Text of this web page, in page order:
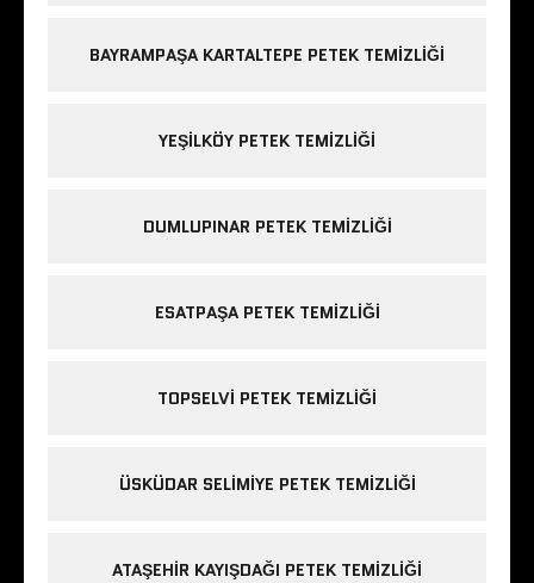
BAYRAMPAŞA KARTALTEPE PETEK TEMIZLIĞI
YEŞILKÖY PETEK TEMIZLIĞI
DUMLUPINAR PETEK TEMIZLIĞI
ESATPAŞA PETEK TEMIZLIĞI
TOPSELVI PETEK TEMIZLIĞI
ÜSKÜDAR SELIMIYE PETEK TEMIZLIĞI
ATAŞEHIR KAYIŞDAĞI PETEK TEMIZLIĞI